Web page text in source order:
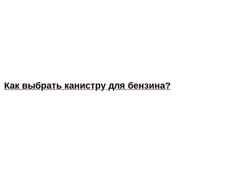
Как выбрать канистру для бензина?